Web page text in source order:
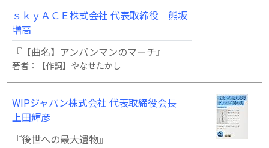
ｓｋｙＡＣＥ株式会社 代表取締役 熊坂
増高
『【曲名】アンパンマンのマーチ』
著者：【作詞】やなせたかし
WIPジャパン株式会社 代表取締役会長
上田輝彦
『後世への最大遺物』